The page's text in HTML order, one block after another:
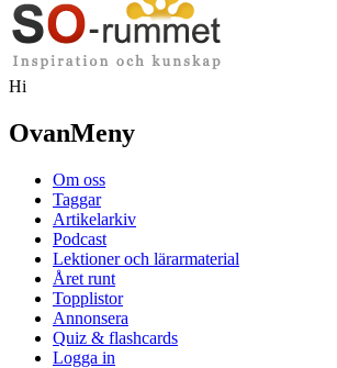
Hi
OvanMeny
Om oss
Taggar
Artikelarkiv
Podcast
Lektioner och lärarmaterial
Året runt
Topplistor
Annonsera
Quiz & flashcards
Logga in